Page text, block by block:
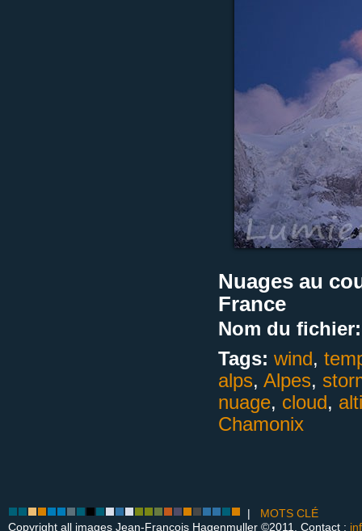
Nuages au
France
Nom du fichier:
Tags: wind,
alps, Alpes,
nuage, cloud,
Chamonix
| MOTS CLÉ
Copyright all images Jean-François Hagenmuller ©2011. Contact :